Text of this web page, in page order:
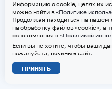
2026 © ТВГМУ. Все права защищены
Политика обработки персональных
Политика использования файлов
Информацию о cookie, целях их
можно найти в «Политике
Продолжая находиться на нашем
на обработку файлов «cookie», а
ознакомления с «Политикой
Если вы не хотите, чтобы ваши
пожалуйста, покиньте сайт.
ПРИНЯТЬ